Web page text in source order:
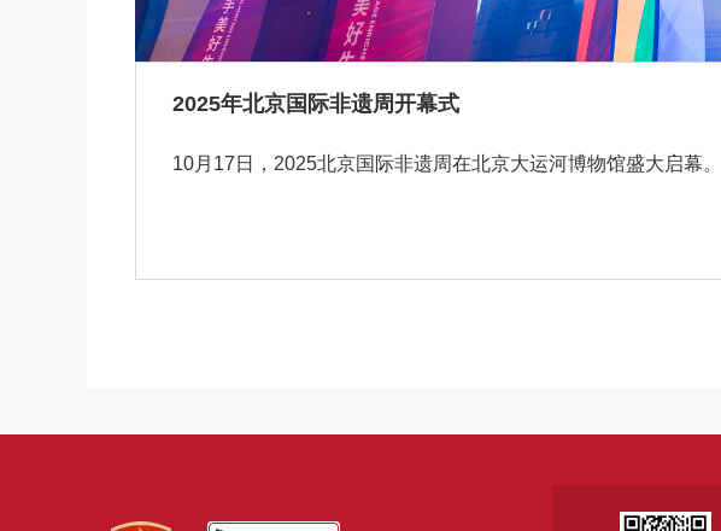
2025年北京国际非遗周开幕式
10月17日，2025北京国际非遗周在北京大运河博物馆盛大启幕。